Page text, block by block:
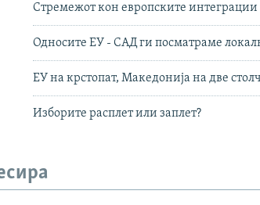
Стремежот кон европските интеграции
Односите ЕУ - САД ги посматраме
ЕУ на крстопат, Македонија на две
Изборите расплет или заплет?